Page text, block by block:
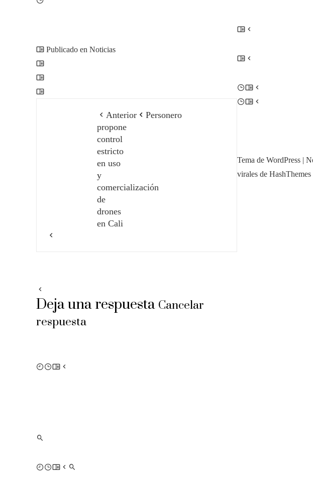
Publicado en Noticias
Anterior
Personero
propone
control
estricto
en uso
y
comercialización
de
drones
en Cali
Deja una respuesta Cancelar
respuesta
Tema de WordPress |
virales de HashThemes